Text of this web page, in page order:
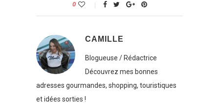
0
CAMILLE
Blogueuse / Rédactrice
Découvrez mes bonnes
adresses gourmandes, shopping, touristiques
et idées sorties !